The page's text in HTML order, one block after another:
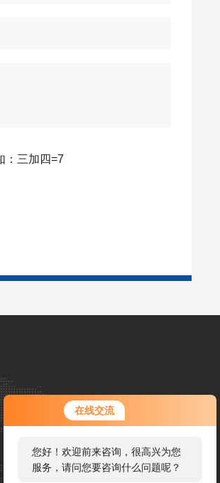
在线交流
您好！欢迎前来咨询，很高兴为您
服务，请问您要咨询什么问题呢？
：三加四=7